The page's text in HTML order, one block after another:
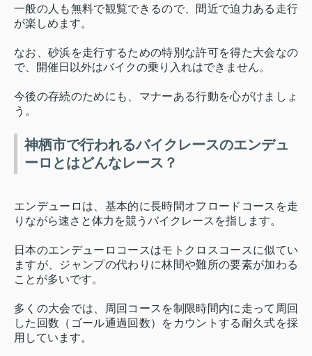
一般の人も無料で観覧できるので、間近で迫力ある走行
が楽しめます。
なお、砂浜を走行するための特別な許可を得た大会なの
で、開催日以外はバイクの乗り入れはできません。
今後の存続のためにも、マナーある行動を心がけましょ
う。
神栖市で行われるバイクレースのエンデュ
ーロとはどんなレース？
エンデューロは、基本的に長時間オフロードコースを走
りながら速さと体力を競うバイクレースを指します。
日本のエンデューロコースはモトクロスコースに似てい
ますが、ジャンプの代わりに林間や難所の要素が加わる
ことが多いです。
多くの大会では、周回コースを制限時間内に走って周回
した回数（ゴール通過回数）をカウントする耐久式を採
用しています。